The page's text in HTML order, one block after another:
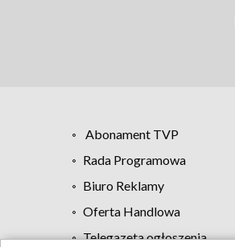
Abonament TVP
Rada Programowa
Biuro Reklamy
Oferta Handlowa
Telegazeta ogłoszenia